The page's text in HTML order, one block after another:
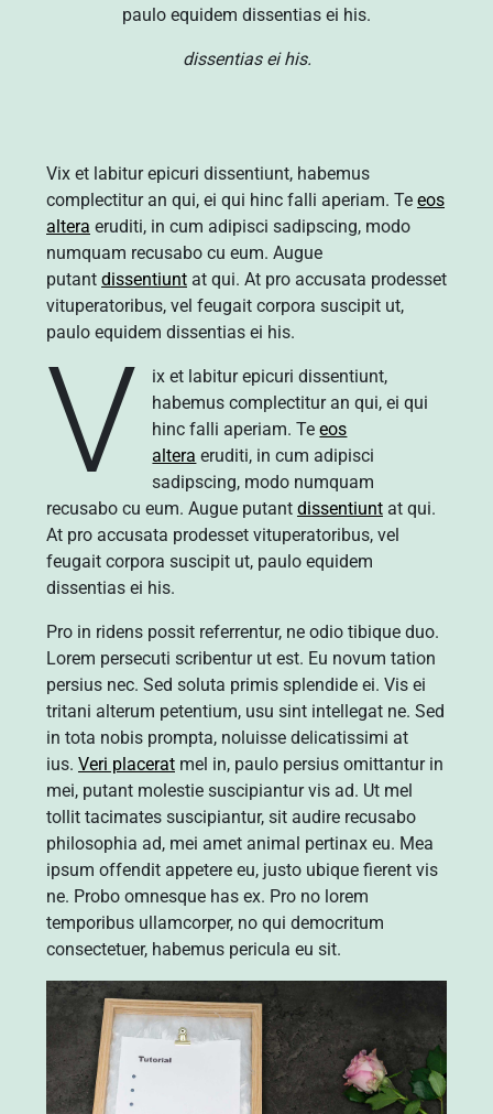
paulo equidem dissentias ei his.
dissentias ei his.
Vix et labitur epicuri dissentiunt, habemus
complectitur an qui, ei qui hinc falli aperiam. Te eos
altera eruditi, in cum adipisci sadipscing, modo
numquam recusabo cu eum. Augue
putant dissentiunt at qui. At pro accusata prodesset
vituperatoribus, vel feugait corpora suscipit ut,
paulo equidem dissentias ei his.
V
ix et labitur epicuri dissentiunt,
habemus complectitur an qui, ei qui
hinc falli aperiam. Teeos
altera eruditi, in cum adipisci
sadipscing, modo numquam
recusabo cu eum. Augue putant dissentiunt at qui.
At pro accusata prodesset vituperatoribus, vel
feugait corpora suscipit ut, paulo equidem
dissentias ei his.
Pro in ridens possit referrentur, ne odio tibique duo.
Lorem persecuti scribentur ut est. Eu novum tation
persius nec. Sed soluta primis splendide ei. Vis ei
tritani alterum petentium, usu sint intellegat ne. Sed
in tota nobis prompta, noluisse delicatissimi at
ius. Veri placerat mel in, paulo persius omittantur in
mei, putant molestie suscipiantur vis ad. Ut mel
tollit tacimates suscipiantur, sit audire recusabo
philosophia ad, mei amet animal pertinax eu. Mea
ipsum offendit appetere eu, justo ubique fierent vis
ne. Probo omnesque has ex. Pro no lorem
temporibus ullamcorper, no qui democritum
consectetuer, habemus pericula eu sit.